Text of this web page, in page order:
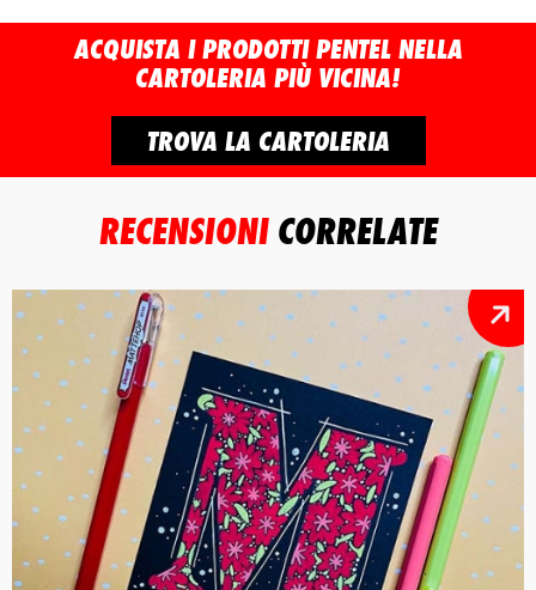
ACQUISTA I PRODOTTI PENTEL NELLA
CARTOLERIA PIÙ VICINA!
TROVA LA CARTOLERIA
RECENSIONICORRELATE